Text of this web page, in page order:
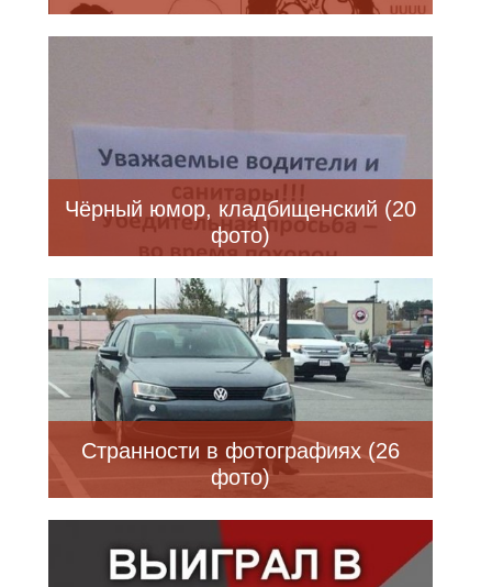
Чёрный юмор, кладбищенский (20
фото)
Странности в фотографиях (26
фото)